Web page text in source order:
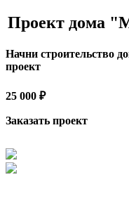
Проект дома
Начни строительство
проект
25 000 ₽
Заказать проект